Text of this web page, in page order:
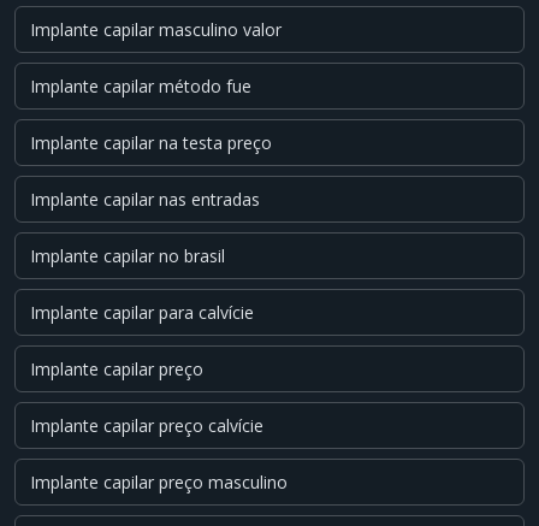
Implante capilar masculino valor
Implante capilar método fue
Implante capilar na testa preço
Implante capilar nas entradas
Implante capilar no brasil
Implante capilar para calvície
Implante capilar preço
Implante capilar preço calvície
Implante capilar preço masculino